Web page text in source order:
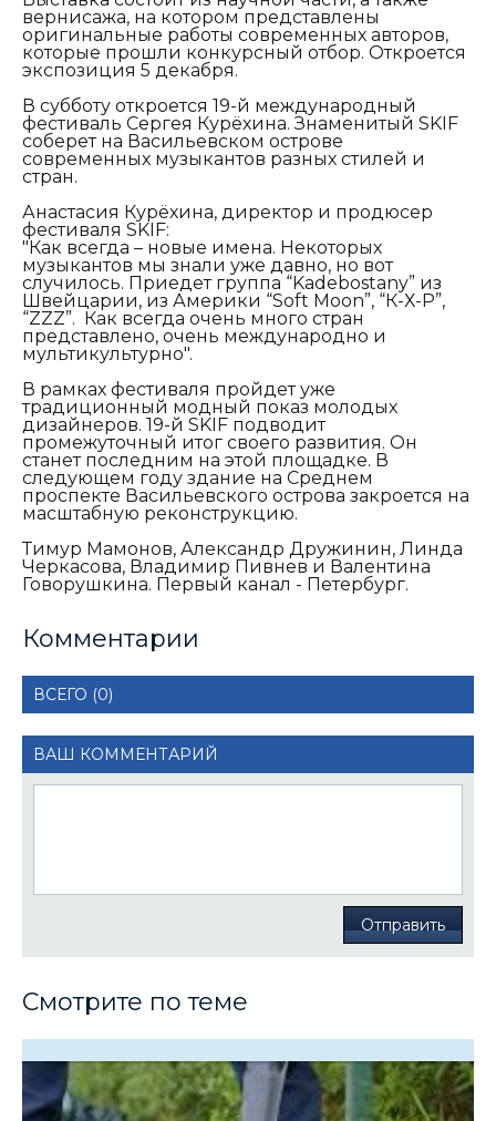
вернисажа, на котором представлены
оригинальные работы современных авторов,
которые прошли конкурсный отбор. Откроется
экспозиция 5 декабря.
В субботу откроется 19-й международный
фестиваль Сергея Курёхина. Знаменитый SKIF
соберет на Васильевском острове
современных музыкантов разных стилей и
стран.
Анастасия Курёхина, директор и продюсер
фестиваля SKIF:
"Как всегда – новые имена. Некоторых
музыкантов мы знали уже давно, но вот
случилось. Приедет группа “Kadebostany” из
Швейцарии, из Америки “Soft Moon”, “К-Х-Р”,
“ZZZ”. Как всегда очень много стран
представлено, очень международно и
мультикультурно".
В рамках фестиваля пройдет уже
традиционный модный показ молодых
дизайнеров. 19-й SKIF подводит
промежуточный итог своего развития. Он
станет последним на этой площадке. В
следующем году здание на Среднем
проспекте Васильевского острова закроется на
масштабную реконструкцию.
Тимур Мамонов, Александр Дружинин, Линда
Черкасова, Владимир Пивнев и Валентина
Говорушкина. Первый канал - Петербург.
Комментарии
ВСЕГО (0)
ВАШ КОММЕНТАРИЙ
Отправить
Смотрите по теме